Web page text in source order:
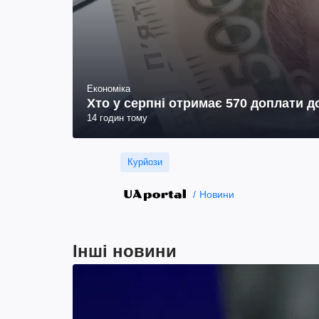
Економіка
Хто у серпні отримає 570 доплати
14 годин тому
Курйози
Новини
Інші новини